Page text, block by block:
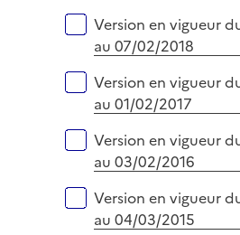
Version en vigueur
au 07/02/2018
Version en vigueur
au 01/02/2017
Version en vigueur
au 03/02/2016
Version en vigueur
au 04/03/2015